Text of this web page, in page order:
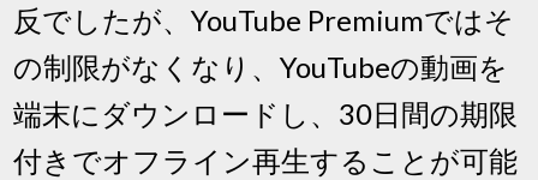
反でしたが、YouTube Premiumではそ
の制限がなくなり、YouTubeの動画を
端末にダウンロードし、30日間の期限
付きでオフライン再生することが可能